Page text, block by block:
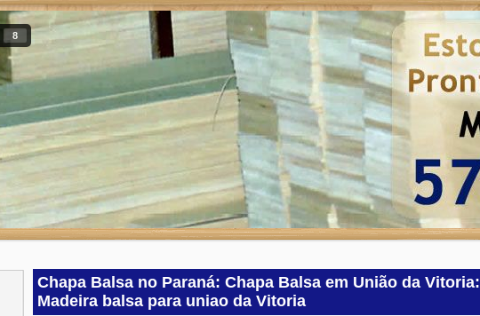
8
Chapa Balsa no Paraná: Chapa Balsa em União da Vitoria:
Madeira balsa para uniao da Vitoria